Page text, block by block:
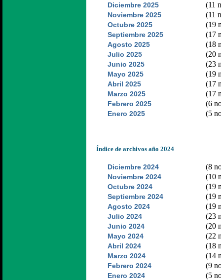
Diciembre 2025 (11
Noviembre 2025 (11
Octubre 2025 (19
Septiembre 2025 (17
Agosto 2025 (18
Julio 2025 (20
Junio 2025 (23
Mayo 2025 (19
Abril 2025 (17
Marzo 2025 (17
Febrero 2025 (6
Enero 2025 (5
Índice de archivos año 2024
Diciembre 2024 (8
Noviembre 2024 (10
Octubre 2024 (19
Septiembre 2024 (19
Agosto 2024 (19
Julio 2024 (23
Junio 2024 (20
Mayo 2024 (22
Abril 2024 (18
Marzo 2024 (14
Febrero 2024 (9
Enero 2024 (5